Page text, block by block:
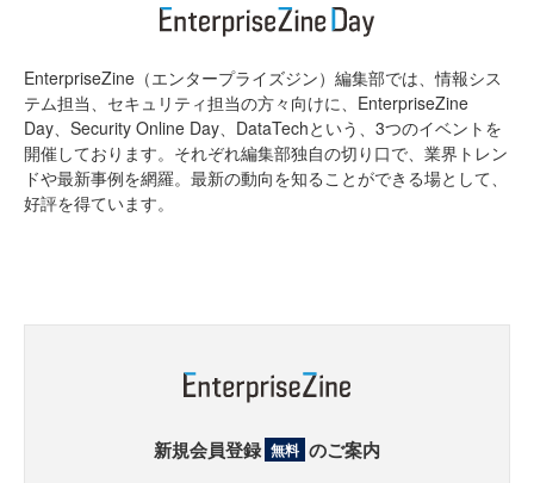
EnterpriseZine（エンタープライズジン）編集部では、情報シス
テム担当、セキュリティ担当の方々向けに、EnterpriseZine
Day、Security Online Day、DataTechという、3つのイベントを
開催しております。それぞれ編集部独自の切り口で、業界トレン
ドや最新事例を網羅。最新の動向を知ることができる場として、
好評を得ています。
新規会員登録 無料 のご案内